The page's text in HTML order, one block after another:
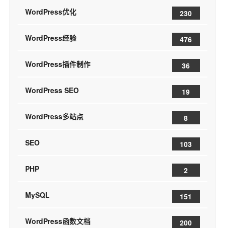
WordPress优化 230
WordPress经验 476
WordPress插件制作 36
WordPress SEO 19
WordPress多站点 8
SEO 103
PHP 2
MySQL 151
WordPress函数文档 200